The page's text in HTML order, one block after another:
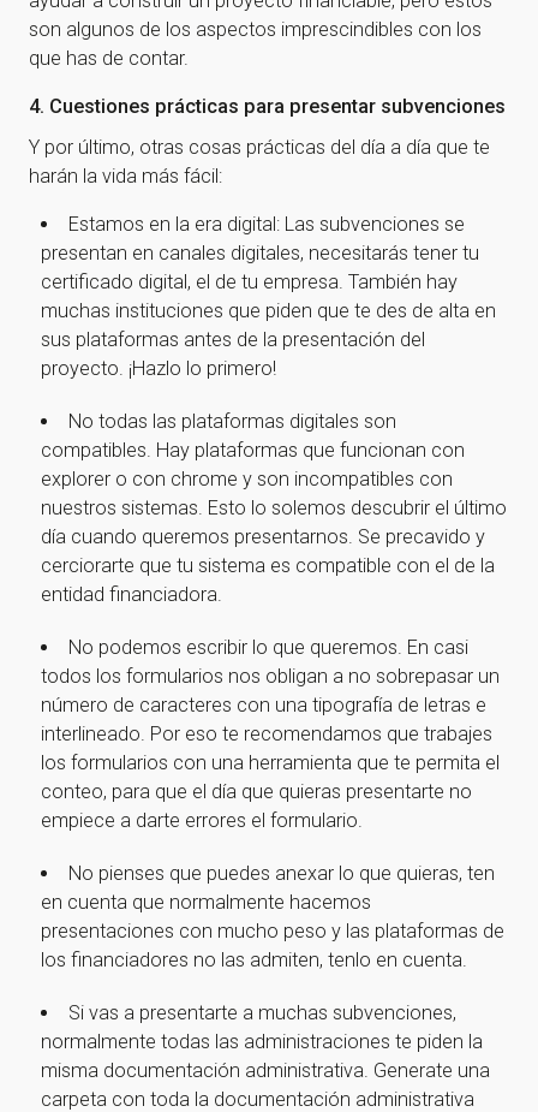
son algunos de los aspectos imprescindibles con los
que has de contar.
4. Cuestiones prácticas para presentar subvenciones
Y por último, otras cosas prácticas del día a día que te
harán la vida más fácil:
Estamos en la era digital: Las subvenciones se
presentan en canales digitales, necesitarás tener tu
certificado digital, el de tu empresa. También hay
muchas instituciones que piden que te des de alta en
sus plataformas antes de la presentación del
proyecto. ¡Hazlo lo primero!
No todas las plataformas digitales son
compatibles. Hay plataformas que funcionan con
explorer o con chrome y son incompatibles con
nuestros sistemas. Esto lo solemos descubrir el último
día cuando queremos presentarnos. Se precavido y
cerciorarte que tu sistema es compatible con el de la
entidad financiadora.
No podemos escribir lo que queremos. En casi
todos los formularios nos obligan a no sobrepasar un
número de caracteres con una tipografía de letras e
interlineado. Por eso te recomendamos que trabajes
los formularios con una herramienta que te permita el
conteo, para que el día que quieras presentarte no
empiece a darte errores el formulario.
No pienses que puedes anexar lo que quieras, ten
en cuenta que normalmente hacemos
presentaciones con mucho peso y las plataformas de
los financiadores no las admiten, tenlo en cuenta.
Si vas a presentarte a muchas subvenciones,
normalmente todas las administraciones te piden la
misma documentación administrativa. Generate una
carpeta con toda la documentación administrativa